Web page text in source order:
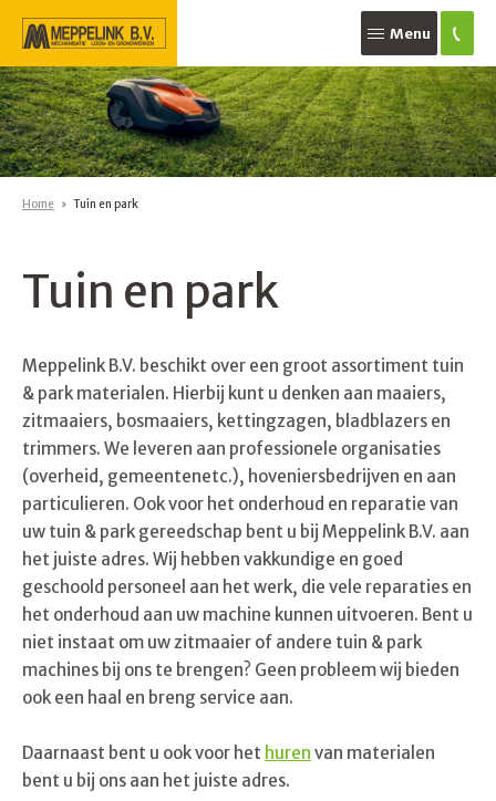
Menu
Home Tuin en park
Tuin en park
Meppelink B.V. beschikt over een groot assortiment tuin
& park materialen. Hierbij kunt u denken aan maaiers,
zitmaaiers, bosmaaiers, kettingzagen, bladblazers en
trimmers. We leveren aan professionele organisaties
(overheid, gemeentenetc.), hoveniersbedrijven en aan
particulieren. Ook voor het onderhoud en reparatie van
uw tuin & park gereedschap bent u bij Meppelink B.V. aan
het juiste adres. Wij hebben vakkundige en goed
geschoold personeel aan het werk, die vele reparaties en
het onderhoud aan uw machine kunnen uitvoeren. Bent u
niet instaat om uw zitmaaier of andere tuin & park
machines bij ons te brengen? Geen probleem wij bieden
ook een haal en breng service aan.
Daarnaast bent u ook voor het huren van materialen
bent u bij ons aan het juiste adres.